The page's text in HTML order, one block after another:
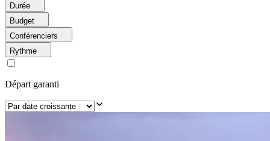
Durée
Budget
Conférenciers
Rythme
Départ garanti